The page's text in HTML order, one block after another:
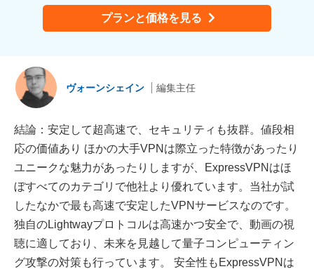
プランと価格を見る
ヴォーンシェイン 編集主任
結論：安定して超高速で、セキュリティも抜群。値段相
応の価値あり ほかの大手VPNは際立った特徴があったり
ユニークな魅力があったりしますが、ExpressVPNはほ
ぼすべてのカテゴリで他社より優れています。当社が試
したなかで最も高速で安定したVPNサービスなのです。
独自のLightwayプロトコルは高速かつ安全で、動画の視
聴に適しており、未来を見越して量子コンピューティン
グ攻撃の対策も行っています。 安全性もExpressVPNは